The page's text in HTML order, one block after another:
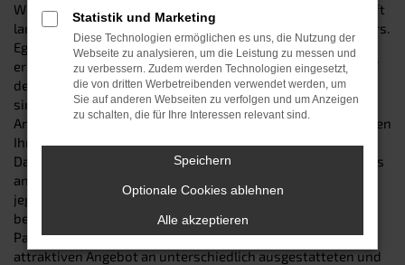
Wer sich für einen Seat -Gebrauchtwagen entscheidet, kauft
langlebige Qualität mit dem Gütesiegel eines Top-Herstellers.
Egal, ob Sie ein jüngeres oder älteres Modell wählen – sie
erhalten immer ein hochwertiges Fahrzeug, mit dem sie auf
den Straßen von Passau sicher und zuverlässig unterwegs
sind. Wir vom Autohaus-Schneider sind ihr bewährter
Ansprechpartner für Seat Gebrauchtwagen – und garantieren
Ihnen ein erstklassiges Auto ohne böse Überraschungen.
Dafür bürgen unsere erfahrenen Werkstatt-Profis, die jedes
angekaufte Fahrzeuge penibel in Augenschein nehmen und
jegliche Mängel oder Verschleißerscheinungen fachkundig
beseitigen. Wenden Sie sich an Ihren Vertrauenshändler in
Passau und wählen Sie Ihr Wunschauto aus einem
attraktiven Angebot an unterschiedlich ausgestatteten und
Statistik und Marketing
Diese Technologien ermöglichen es uns, die Nutzung der
Webseite zu analysieren, um die Leistung zu messen und
zu verbessern. Zudem werden Technologien eingesetzt,
die von dritten Werbetreibenden verwendet werden, um
Sie auf anderen Webseiten zu verfolgen und um Anzeigen
zu schalten, die für Ihre Interessen relevant sind.
Speichern
Optionale Cookies ablehnen
Alle akzeptieren